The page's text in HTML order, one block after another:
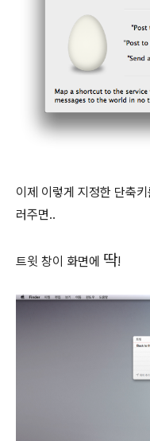
이제 이렇게 지정한 단축
러주면..
트윗 창이 화면에 딱!